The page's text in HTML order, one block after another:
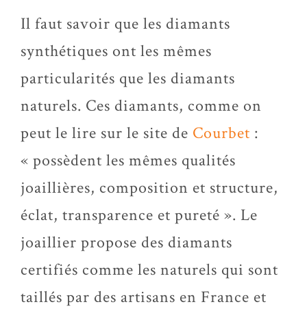
Il faut savoir que les diamants
synthétiques ont les mêmes
particularités que les diamants
naturels. Ces diamants, comme on
peut le lire sur le site de Courbet :
« possèdent les mêmes qualités
joaillières, composition et structure,
éclat, transparence et pureté ». Le
joaillier propose des diamants
certifiés comme les naturels qui sont
taillés par des artisans en France et